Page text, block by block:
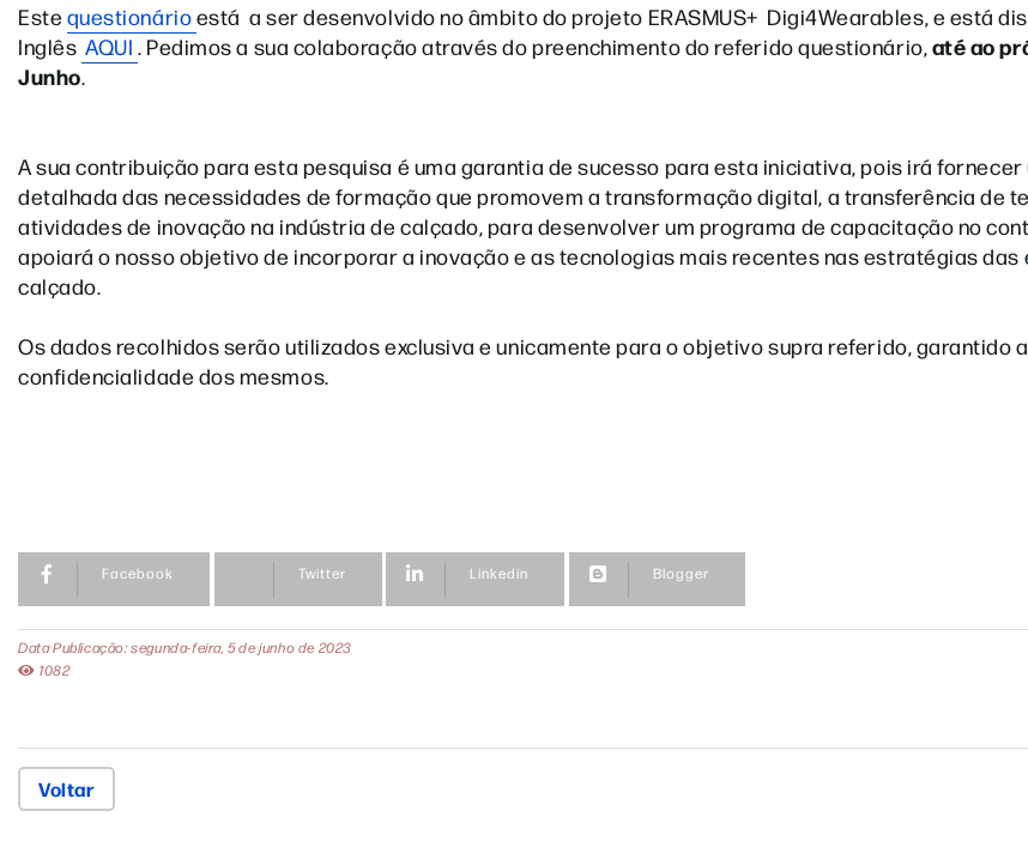
Este questionárioestá a ser desenvolvido no âmbito do projeto ERASMUS+ Digi4Wearables, e está
Inglês AQUI. Pedimos a sua colaboração através do preenchimento do referido questionário,até ao
Junho.
A sua contribuição para esta pesquisa é uma garantia de sucesso para esta iniciativa, pois irá
detalhada das necessidades de formação que promovem a transformação digital, a transferência de
atividades de inovação na indústria de calçado, para desenvolver um programa de capacitação no
apoiará o nosso objetivo de incorporar a inovação e as tecnologias mais recentes nas estratégias das
calçado.
Os dados recolhidos serão utilizados exclusiva e unicamente para o objetivo supra referido, garantido a
confidencialidade dos mesmos.
Facebook Twitter Linkedin Blogger
Data Publicação: segunda-feira, 5 de junho de 2023
1082
Voltar